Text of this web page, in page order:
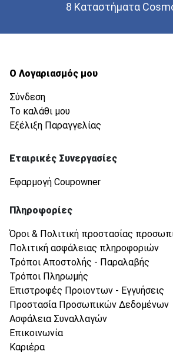
8 Καταστήματα
Ο Λογαριασμός μου
Σύνδεση
Το καλάθι μου
Εξέλιξη Παραγγελίας
Εταιρικές Συνεργασίες
Εφαρμογή Coupowner
Πληροφορίες
Όροι & Πολιτική προστασίας
Πολιτική ασφάλειας πληροφοριών
Τρόποι Αποστολής - Παραλαβής
Τρόποι Πληρωμής
Επιστροφές Προιοντων - Εγγυήσεις
Προστασία Προσωπικών Δεδομένων
Ασφάλεια Συναλλαγών
Επικοινωνία
Καριέρα